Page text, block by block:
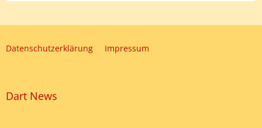
Datenschutzerklärung Impressum
Dart News